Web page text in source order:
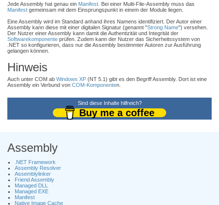
Jede Assembly hat genau ein Manifest . Bei einer Multi-File-Assembly muss das
Manifest gemeinsam mit dem Einsprungspunkt in einem der Module liegen.
Eine Assembly wird im Standard anhand ihres Namens identifiziert. Der Autor einer
Assembly kann diese mit einer digitalen Signatur (genannt "Strong Name") versehen.
Der Nutzer einer Assembly kann damit die Authentizität und Integrität der
Softwarekomponente prüfen. Zudem kann der Nutzer das Sicherheitssystem von
.NET so konfigurieren, dass nur die Assembly bestimmter Autoren zur Ausführung
gelangen können.
Hinweis
Auch unter COM ab Windows XP (NT 5.1) gibt es den Begriff Assembly. Dort ist eine
Assembly ein Verbund von COM-Komponenten.
Sind diese Inhalte hilfreich?
Buy me a coffee
Assembly
.NET Framework
Assembly Resolver
Assemblylinker
Friend Assembly
Managed DLL
Managed EXE
Manifest
Native Image Cache